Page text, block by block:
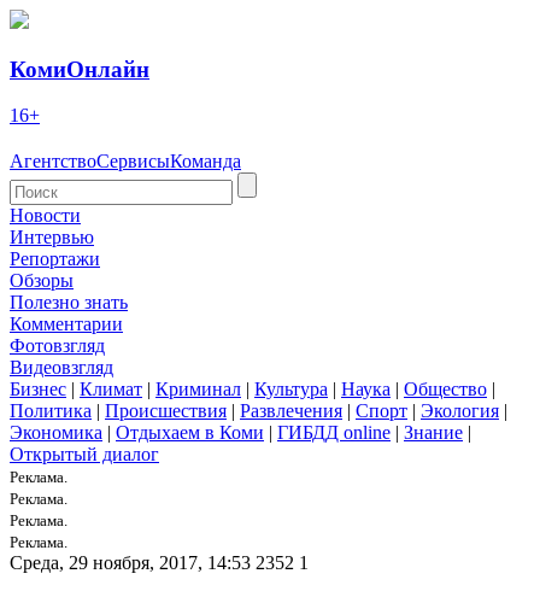
КомиОнлайн
16+
АгентствоСервисыКоманда
Новости
Интервью
Репортажи
Обзоры
Полезно знать
Комментарии
Фотовзгляд
Видеовзгляд
Бизнес | Климат | Криминал | Культура | Наука | Общество |
Политика | Происшествия | Развлечения | Спорт | Экология |
Экономика | Отдыхаем в Коми | ГИБДД online | Знание |
Открытый диалог
Реклама.
Реклама.
Реклама.
Реклама.
Среда, 29 ноября, 2017, 14:53 2352 1